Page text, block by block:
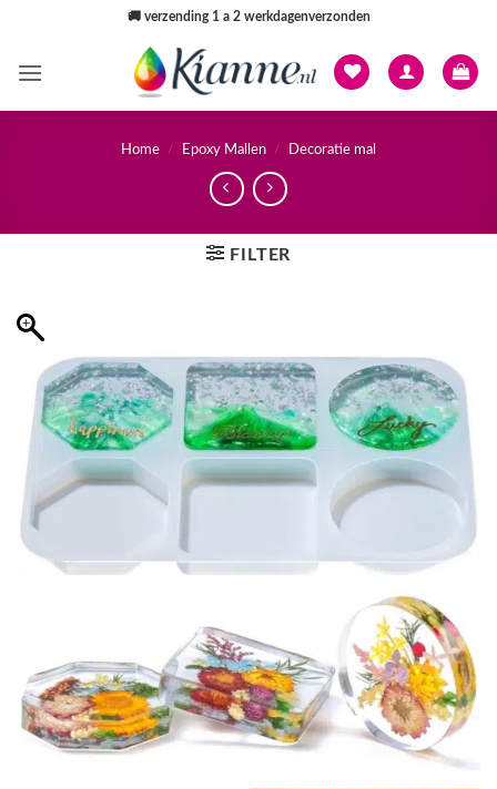
inhoud
🚚verzending 1 a 2 werkdagenverzonden
Home / Epoxy Mallen / Decoratie mal
FILTER